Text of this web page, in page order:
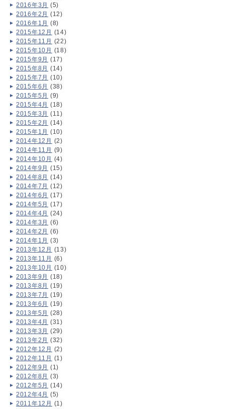
2016年3月 (5)
2016年2月 (12)
2016年1月 (8)
2015年12月 (14)
2015年11月 (22)
2015年10月 (18)
2015年9月 (17)
2015年8月 (14)
2015年7月 (10)
2015年6月 (38)
2015年5月 (9)
2015年4月 (18)
2015年3月 (11)
2015年2月 (14)
2015年1月 (10)
2014年12月 (2)
2014年11月 (9)
2014年10月 (4)
2014年9月 (15)
2014年8月 (14)
2014年7月 (12)
2014年6月 (17)
2014年5月 (17)
2014年4月 (24)
2014年3月 (6)
2014年2月 (6)
2014年1月 (3)
2013年12月 (13)
2013年11月 (6)
2013年10月 (10)
2013年9月 (18)
2013年8月 (19)
2013年7月 (19)
2013年6月 (19)
2013年5月 (28)
2013年4月 (31)
2013年3月 (29)
2013年2月 (32)
2012年12月 (2)
2012年11月 (1)
2012年9月 (1)
2012年8月 (3)
2012年5月 (14)
2012年4月 (5)
2011年12月 (1)